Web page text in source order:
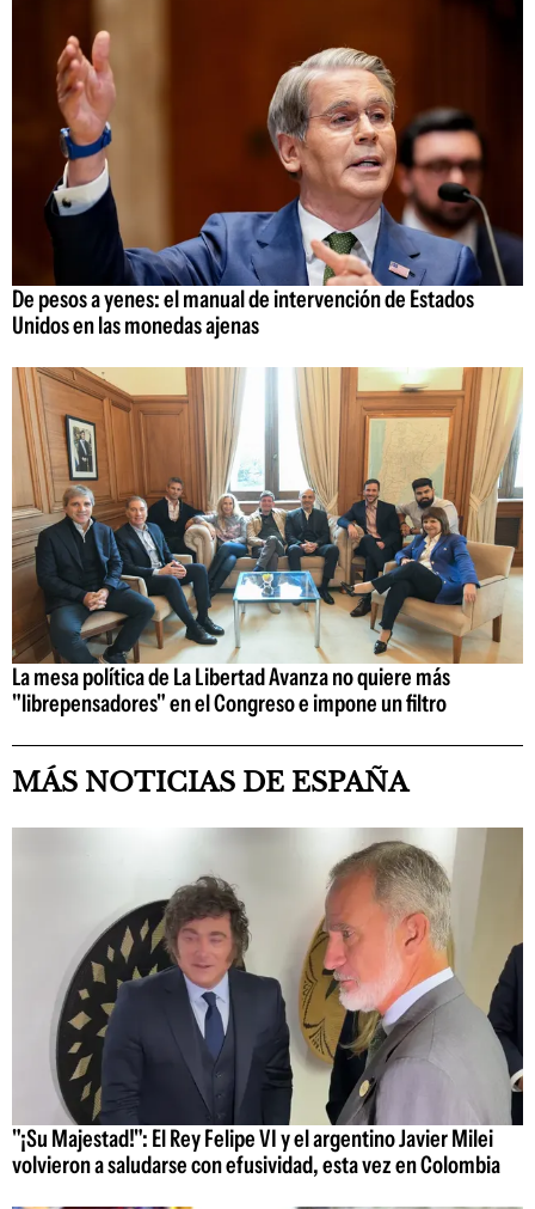
De pesos a yenes: el manual de intervención de Estados
Unidos en las monedas ajenas
La mesa política de La Libertad Avanza no quiere más
"librepensadores" en el Congreso e impone un filtro
MÁS NOTICIAS DE ESPAÑA
"¡Su Majestad!": El Rey Felipe VI y el argentino Javier Milei
volvieron a saludarse con efusividad, esta vez en Colombia